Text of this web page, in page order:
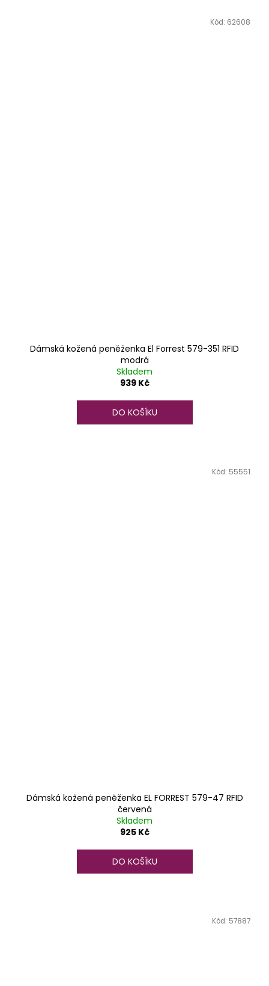
Dámská kožená peněženka El Forrest 579-351 RFID
modrá
Skladem
939 Kč
DO KOŠÍKU
Kód: 62608
Dámská kožená peněženka EL FORREST 579-47 RFID
červená
Skladem
925 Kč
DO KOŠÍKU
Kód: 55551
Kód: 57887